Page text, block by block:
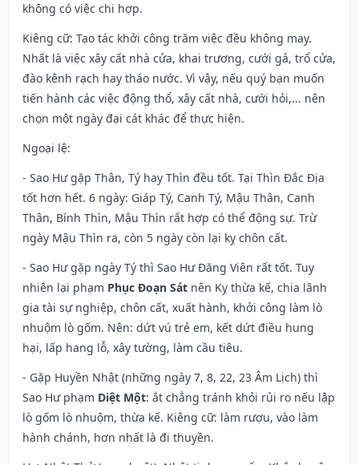
không có việc chi hợp.
Kiêng cữ: Tạo tác khởi công trăm việc đều không may.
Nhất là việc xây cất nhà cửa, khai trương, cưới gả, trổ cửa,
đào kênh rạch hay tháo nước. Vì vậy, nếu quý bạn muốn
tiến hành các việc động thổ, xây cất nhà, cưới hỏi,... nên
chọn một ngày đại cát khác để thực hiện.
Ngoại lệ:
- Sao Hư gặp Thân, Tý hay Thìn đều tốt. Tại Thìn Đắc Địa
tốt hơn hết. 6 ngày: Giáp Tý, Canh Tý, Mậu Thân, Canh
Thân, Bính Thìn, Mậu Thìn rất hợp có thể động sự. Trừ
ngày Mậu Thìn ra, còn 5 ngày còn lại kỵ chôn cất.
- Sao Hư gặp ngày Tý thì Sao Hư Đăng Viên rất tốt. Tuy
nhiên lại phạm Phục Đoạn Sát nên Kỵ thừa kế, chia lãnh
gia tài sự nghiệp, chôn cất, xuất hành, khởi công làm lò
nhuộm lò gốm. Nên: dứt vú trẻ em, kết dứt điều hung
hại, lấp hang lỗ, xây tường, làm cầu tiêu.
- Gặp Huyền Nhật (những ngày 7, 8, 22, 23 Âm Lịch) thì
Sao Hư phạm Diệt Một: ắt chẳng tránh khỏi rủi ro nếu lập
lò gốm lò nhuộm, thừa kế. Kiêng cữ: làm rượu, vào làm
hành chánh, hơn nhất là đi thuyền.